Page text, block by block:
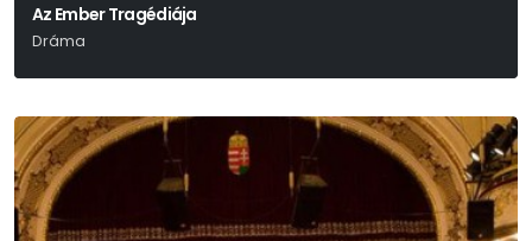
Az Ember Tragédiája
Dráma